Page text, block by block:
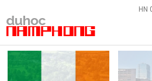
HN
TRANG CHỦ